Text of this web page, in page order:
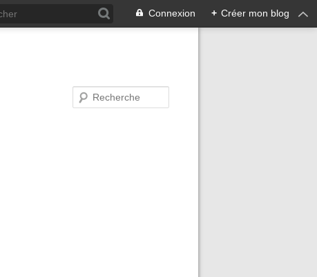
Connexion + Créer mon blog